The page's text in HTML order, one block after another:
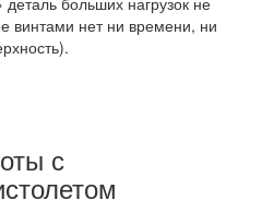
винтами нет ни времени, ни
с